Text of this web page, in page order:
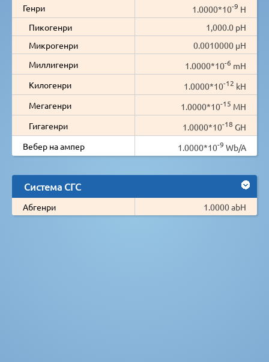
Генри 1.0000*10-9 H
Пикогенри
1,000.0 pH
Микрогенри
0.0010000 µH
Миллигенри
1.0000*10-6 mH
Килогенри
1.0000*10-12 kH
Мегагенри
1.0000*10-15 MH
Гигагенри
1.0000*10-18 GH
Вебер на ампер
1.0000*10-9 Wb/A
Система СГС
Абгенри 1.0000 abH